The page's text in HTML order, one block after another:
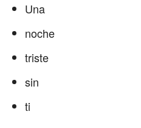
Una
noche
triste
sin
ti